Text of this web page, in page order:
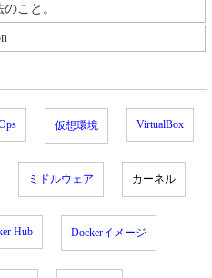
こと。
仮想環境 VirtualBox
ミドルウェア カーネル
Hub Dockerイメージ